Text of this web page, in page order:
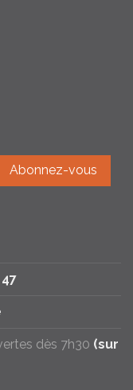
47
dès 7h30 (sur